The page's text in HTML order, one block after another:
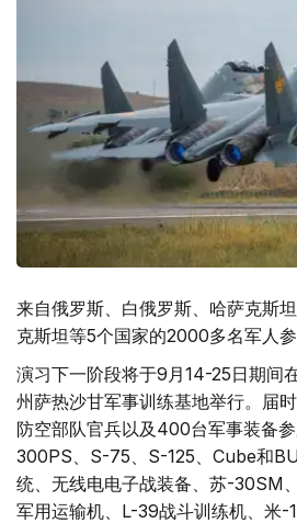
来自俄罗斯、白俄罗斯、哈萨克斯
克斯坦等5个国家的2000多名军人参
演习下一阶段将于9月14-25日期间
州萨热沙甘军事训练基地举行。届
防空部队官兵以及400台军事装备
300PS、S-75、S-125、Cube和
统、无线电电子战装备、苏-30SM
军用运输机、L-39战斗训练机、米-